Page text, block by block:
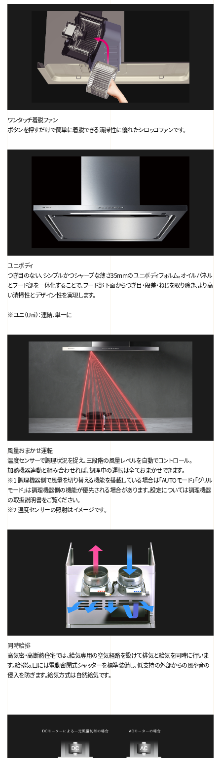
ワンタッチ着脱ファン
ボタンを押すだけで簡単に着脱できる清掃性に優れたシロッコファンです。
ユニボディ
つぎ目のない、シンプルかつシャープな薄さ35mmのユニボディフォルム。オイルパネル
とフード部を一体化することで、フード部下面からつぎ目・段差・ねじを取り除き、より高
い清掃性とデザイン性を実現します。
※ユニ（Uni）：連結、単一に
風量おまかせ運転
温度センサーで調理状況を捉え、三段階の風量レベルを自動でコントロール。
加熱機器連動と組み合わせれば、調理中の運転は全ておまかせできます。
※1 調理機器側で風量を切り替える機能を搭載している場合は「AUTOモード」「グリル
モード」は調理機器側の機能が優先される場合があります。設定については調理機器
の取扱説明書をご覧ください。
※2 温度センサーの照射はイメージです。
同時給排
高気密・高断熱住宅では、給気専用の空気経路を設けて排気と給気を同時に行いま
す。給排気口には電動密閉式シャッターを標準装備し、低支持の外部からの風や音の
侵入を防ぎます。給気方式は自然給気です。